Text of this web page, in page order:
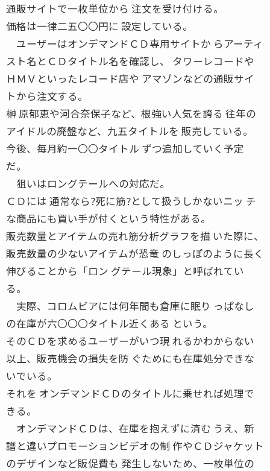
通販サイトで一枚単位から 注文を受け付ける。
価格は一律二五〇〇円に 設定している。
ユーザーはオンデマンドＣＤ専用サイトか らアーティ
スト名とＣＤタイトル名を確認し、 タワーレコードや
ＨＭＶといったレコード店や アマゾンなどの通販サイ
トから注文する。
榊 原郁恵や河合奈保子など、根強い人気を誇る 往年の
アイドルの廃盤など、九五タイトルを 販売している。
今後、毎月約一〇〇タイトル ずつ追加していく予定
だ。
狙いはロングテールへの対応だ。
ＣＤには 通常なら?死に筋?として扱うしかないニッ チ
な商品にも買い手が付くという特性がある。
販売数量とアイテムの売れ筋分析グラフを描 いた際に、
販売数量の少ないアイテムが恐竜 のしっぽのように長く
伸びることから「ロン グテール現象」と呼ばれてい
る。
実際、コロムビアには何年間も倉庫に眠り っぱなし
の在庫が六〇〇〇タイトル近くある という。
そのＣＤを求めるユーザーがいつ現 れるかわからない
以上、販売機会の損失を防 ぐためにも在庫処分できな
いでいる。
それを オンデマンドＣＤのタイトルに乗せれば処理で
きる。
オンデマンドＣＤは、在庫を抱えずに済む うえ、新
譜と違いプロモーションビデオの制 作やＣＤジャケット
のデザインなど販促費も 発生しないため、一枚単位の